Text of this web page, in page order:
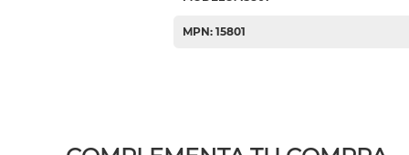
MPN: 15801